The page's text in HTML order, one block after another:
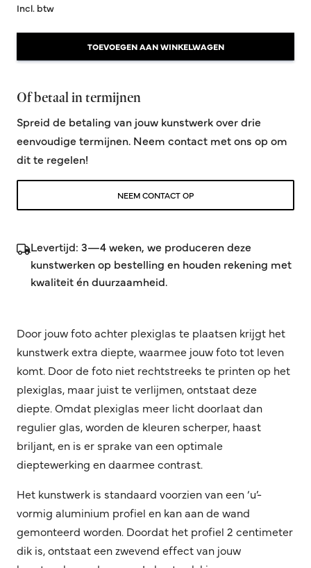
Incl. btw
TOEVOEGEN AAN WINKELWAGEN
Of betaal in termijnen
Spreid de betaling van jouw kunstwerk over drie
eenvoudige termijnen. Neem contact met ons op om
dit te regelen!
NEEM CONTACT OP
Levertijd: 3—4 weken, we produceren deze
kunstwerken op bestelling en houden rekening met
kwaliteit én duurzaamheid.
Door jouw foto achter plexiglas te plaatsen krijgt het
kunstwerk extra diepte, waarmee jouw foto tot leven
komt. Door de foto niet rechtstreeks te printen op het
plexiglas, maar juist te verlijmen, ontstaat deze
diepte. Omdat plexiglas meer licht doorlaat dan
regulier glas, worden de kleuren scherper, haast
briljant, en is er sprake van een optimale
dieptewerking en daarmee contrast.
Het kunstwerk is standaard voorzien van een ‘u’-
vormig aluminium profiel en kan aan de wand
gemonteerd worden. Doordat het profiel 2 centimeter
dik is, ontstaat een zwevend effect van jouw